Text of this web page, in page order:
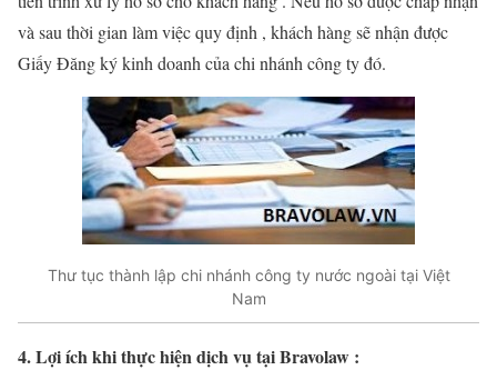
và sau thời gian làm việc quy định , khách hàng sẽ nhận được
Giấy Đăng ký kinh doanh của chi nhánh công ty đó.
Thư tục thành lập chi nhánh công ty nước ngoài tại Việt
Nam
4. Lợi ích khi thực hiện dịch vụ tại Bravolaw :